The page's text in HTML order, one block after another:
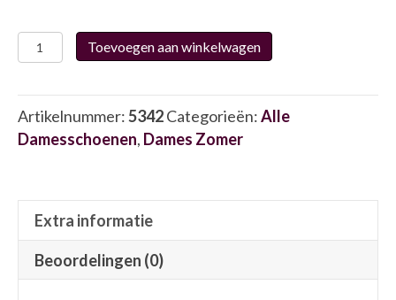
fit
4013
5342
Toevoegen aan winkelwagen
Artikelnummer:5342Categorieën:Alle
Damesschoenen, Dames Zomer
Extra informatie
Beoordelingen (0)